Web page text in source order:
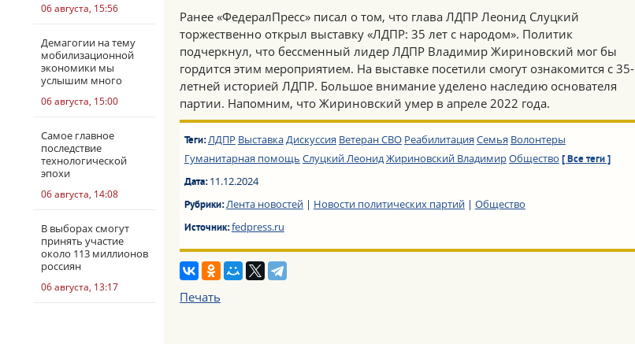
06 августа, 15:56
Демагогии на тему
мобилизационной
экономики мы
услышим много
06 августа, 15:00
Самое главное
последствие
технологической
эпохи
06 августа, 14:08
В выборах смогут
принять участие
около 113 миллионов
россиян
06 августа, 13:17
Ранее «ФедералПресс» писал о том, что глава ЛДПР Леонид Слуцкий
торжественно открыл выставку «ЛДПР: 35 лет с народом». Политик
подчеркнул, что бессменный лидер ЛДПР Владимир Жириновский мог бы
гордится этим мероприятием. На выставке посетили смогут ознакомится с 35-
летней историей ЛДПР. Большое внимание уделено наследию основателя
партии. Напомним, что Жириновский умер в апреле 2022 года.
Теги:ЛДПР ВыставкаДискуссия Ветеран СВО Реабилитация Семья Волонтеры
Гуманитарная помощь Слуцкий ЛеонидЖириновский ВладимирОбщество [ Все теги ]
Дата:11.12.2024
Рубрики:Лента новостей| Новости политических партий| Общество
Источник:fedpress.ru
Печать